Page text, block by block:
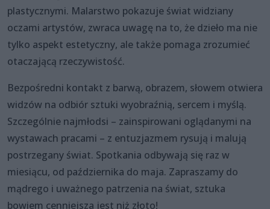
plastycznymi. Malarstwo pokazuje świat widziany
oczami artystów, zwraca uwagę na to, że dzieło ma nie
tylko aspekt estetyczny, ale także pomaga zrozumieć
otaczającą rzeczywistość.
Bezpośredni kontakt z barwą, obrazem, słowem otwiera
widzów na odbiór sztuki wyobraźnią, sercem i myślą.
Szczególnie najmłodsi – zainspirowani oglądanymi na
wystawach pracami – z entuzjazmem rysują i malują
postrzegany świat. Spotkania odbywają się raz w
miesiącu, od października do maja. Zapraszamy do
mądrego i uważnego patrzenia na świat, sztuka
bowiem cenniejsza jest niż złoto!